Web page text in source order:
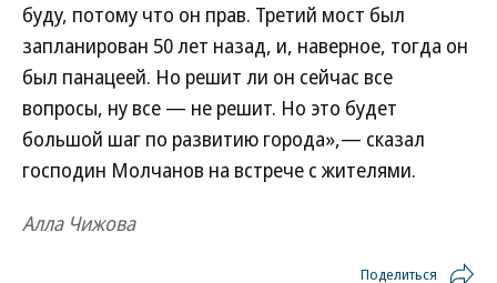
буду, потому что он прав. Третий мост был
запланирован 50 лет назад, и, наверное, тогда он
был панацеей. Но решит ли он сейчас все
вопросы, ну все — не решит. Но это будет
большой шаг по развитию города»,— сказал
господин Молчанов на встрече с жителями.
Алла Чижова
Поделиться